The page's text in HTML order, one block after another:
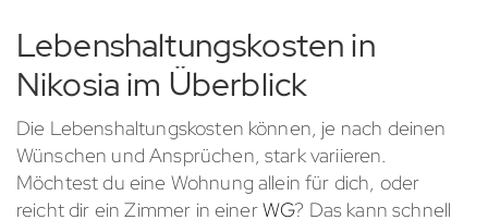
Lebenshaltungskosten in
Nikosia im Überblick
Die Lebenshaltungskosten können, je nach deinen
Wünschen und Ansprüchen, stark variieren.
Möchtest du eine Wohnung allein für dich, oder
reicht dir ein Zimmer in einerWG? Das kann schnell